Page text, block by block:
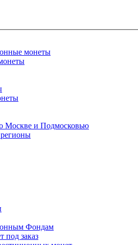
монеты
Москве и Подмосковью
Фондам
под заказ